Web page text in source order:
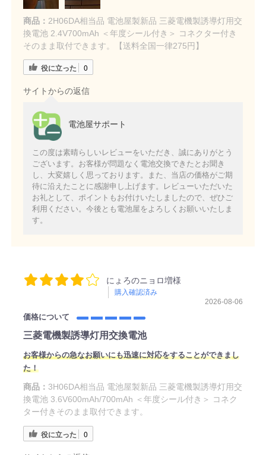
商品： 2H06DA相当品 電池屋製新品 三菱電機製誘導灯用交
換電池 2.4V700mAh ＜年度シール付き＞ コネクター付き
そのまま取付できます。【送料全国一律275円】
役に立った 0
サイトからの返信
電池屋サポート
この度は素晴らしいレビューをいただき、誠にありがとう
ございます。お客様が問題なく電池交換できたとお聞き
し、大変嬉しく思っております。また、当店の価格がご期
待に沿えたことに感謝申し上げます。レビューいただいた
お礼として、ポイントもお付けいたしましたので、ぜひご
利用ください。今後とも電池屋をよろしくお願いいたしま
す。
にょろのニョロ増様
購入確認済み
2026-08-06
価格について
三菱電機製誘導灯用交換電池
お客様からの急なお願いにも迅速に対応をすることができまし
た！
商品： 3H06DA相当品 電池屋製新品 三菱電機製誘導灯用交
換電池 3.6V600mAh/700mAh ＜年度シール付き＞ コネク
ター付きそのまま取付できます。
役に立った 0